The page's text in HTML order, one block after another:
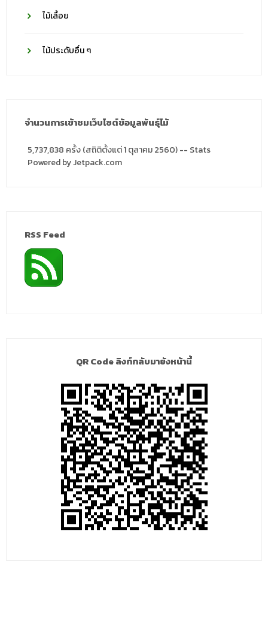
ไม้เลื้อย
ไม้ประดับอื่น ๆ
จำนวนการเข้าชมเว็บไซต์ข้อมูลพันธุ์ไม้
5,737,838 ครั้ง (สถิติตั้งแต่ 1 ตุลาคม 2560) -- Stats
Powered by Jetpack.com
RSS Feed
QR Code ลิงก์กลับมายังหน้านี้